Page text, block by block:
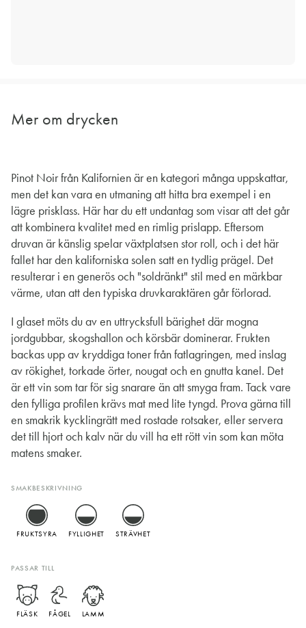
Mer om drycken
Pinot Noir från Kalifornien är en kategori många uppskattar,
men det kan vara en utmaning att hitta bra exempel i en
lägre prisklass. Här har du ett undantag som visar att det går
att kombinera kvalitet med en rimlig prislapp. Eftersom
druvan är känslig spelar växtplatsen stor roll, och i det här
fallet har den kaliforniska solen satt en tydlig prägel. Det
resulterar i en generös och "soldränkt" stil med en märkbar
värme, utan att den typiska druvkaraktären går förlorad.
I glaset möts du av en uttrycksfull bärighet där mogna
jordgubbar, skogshallon och körsbär dominerar. Frukten
backas upp av kryddiga toner från fatlagringen, med inslag
av rökighet, torkade örter, nougat och en gnutta kanel. Det
är ett vin som tar för sig snarare än att smyga fram. Tack vare
den fylliga profilen krävs mat med lite tyngd. Prova gärna till
en smakrik kycklingrätt med rostade rotsaker, eller servera
det till hjort och kalv när du vill ha ett rött vin som kan möta
matens smaker.
SMAKBESKRIVNING
FRUKTSYRA FYLLIGHET STRÄVHET
PASSAR TILL
FLÄSK FÅGEL LAMM